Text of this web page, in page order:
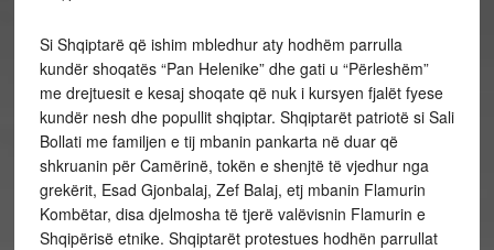
Si Shqiptarë që ishim mbledhur aty hodhëm parrulla
kundër shoqatës “Pan Helenike” dhe gati u “Përleshëm”
me drejtuesit e kesaj shoqate që nuk i kursyen fjalët fyese
kundër nesh dhe popullit shqiptar. Shqiptarët patriotë si Sali
Bollati me familjen e tij mbanin pankarta në duar që
shkruanin për Camërinë, tokën e shenjtë të vjedhur nga
grekërit, Esad Gjonbalaj, Zef Balaj, etj mbanin Flamurin
Kombëtar, disa djelmosha të tjerë valëvisnin Flamurin e
Shqipërisë etnike. Shqiptarët protestues hodhën parrullat